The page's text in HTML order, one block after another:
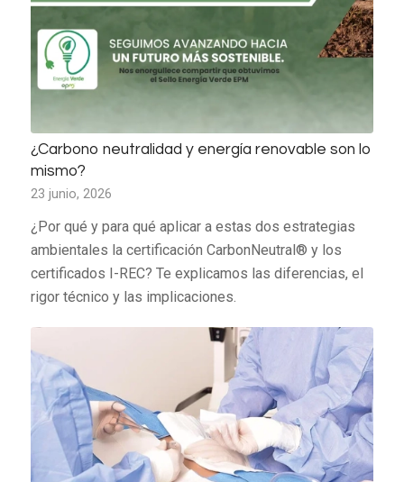
¿Carbono neutralidad y energía renovable son lo
mismo?
23 junio, 2026
¿Por qué y para qué aplicar a estas dos estrategias
ambientales la certificación CarbonNeutral® y los
certificados I-REC? Te explicamos las diferencias, el
rigor técnico y las implicaciones.